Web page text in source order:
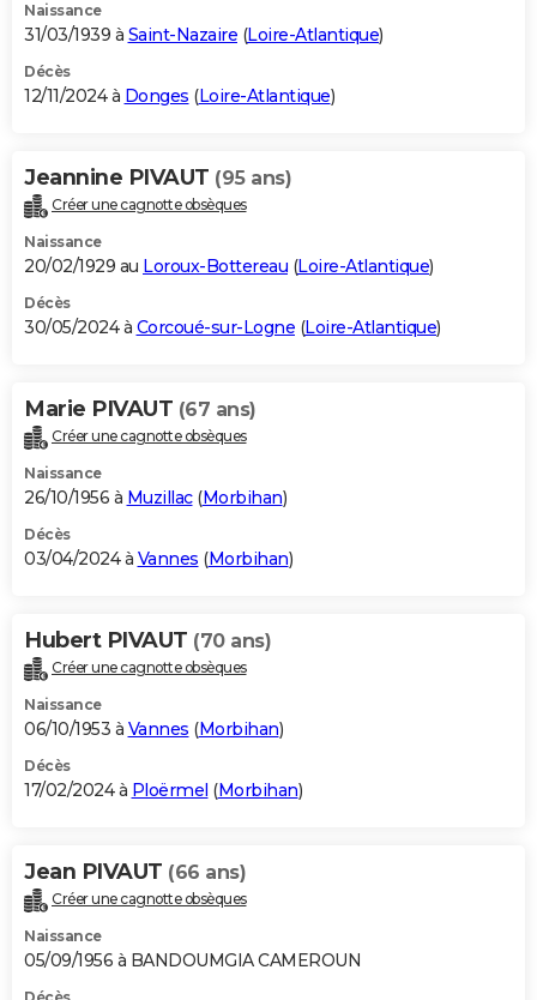
Naissance
31/03/1939 à Saint-Nazaire (Loire-Atlantique)
Décès
12/11/2024 à Donges (Loire-Atlantique)
Jeannine PIVAUT (95 ans)
Créer une cagnotte obsèques
Naissance
20/02/1929 au Loroux-Bottereau (Loire-Atlantique)
Décès
30/05/2024 à Corcoué-sur-Logne (Loire-Atlantique)
Marie PIVAUT (67 ans)
Créer une cagnotte obsèques
Naissance
26/10/1956 à Muzillac(Morbihan)
Décès
03/04/2024 à Vannes (Morbihan)
Hubert PIVAUT (70 ans)
Créer une cagnotte obsèques
Naissance
06/10/1953 à Vannes (Morbihan)
Décès
17/02/2024 à Ploërmel (Morbihan)
Jean PIVAUT (66 ans)
Créer une cagnotte obsèques
Naissance
05/09/1956 à BANDOUMGIA CAMEROUN